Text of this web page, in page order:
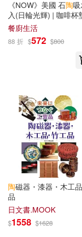
姚朝輝(15)
御堂志生(15)
福建美術出版
至強工作室編
蛯波夏(15)
（晉）陶淵明
經濟科學出版
長江文藝出版
中國水利水電
吉林攝影出版
東華大學出版
浙江人民美術
《NOW》美國 石陶
入(日輪光輝) | 咖啡杯
墊 水杯墊 茶墊
餐廚生活
88 折 $572 $800
陶磁器・漆器・木工
品
日文書.MOOK
$1558 $1628